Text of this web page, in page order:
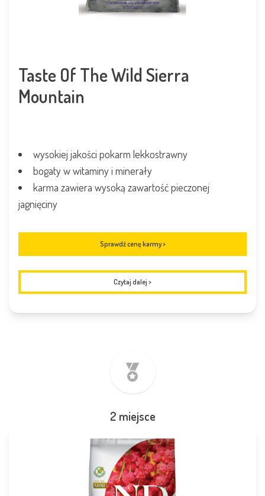
Taste Of The Wild Sierra
Mountain
wysokiej jakości pokarm lekkostrawny
bogaty w witaminy i minerały
karma zawiera wysoką zawartość pieczonej
jagnięciny
Sprawdź cenę karmy >
Czytaj dalej >
2 miejsce